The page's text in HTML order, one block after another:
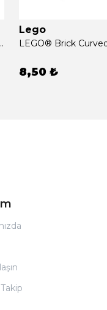
Top Siyah İkinci El
Lego
LEGO® Brick
8,50 ₺